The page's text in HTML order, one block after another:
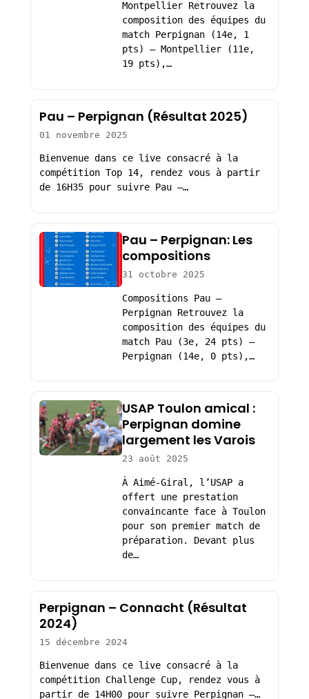
Montpellier Retrouvez la
composition des équipes du
match Perpignan (14e, 1
pts) – Montpellier (11e,
19 pts),…
Pau – Perpignan (Résultat 2025)
01 novembre 2025
Bienvenue dans ce live consacré à la
compétition Top 14, rendez vous à partir
de 16H35 pour suivre Pau –…
Pau – Perpignan: Les
compositions
31 octobre 2025
Compositions Pau –
Perpignan Retrouvez la
composition des équipes du
match Pau (3e, 24 pts) –
Perpignan (14e, 0 pts),…
USAP Toulon amical :
Perpignan domine
largement les Varois
23 août 2025
À Aimé-Giral, l’USAP a
offert une prestation
convaincante face à Toulon
pour son premier match de
préparation. Devant plus
de…
Perpignan – Connacht (Résultat
2024)
15 décembre 2024
Bienvenue dans ce live consacré à la
compétition Challenge Cup, rendez vous à
partir de 14H00 pour suivre Perpignan –…